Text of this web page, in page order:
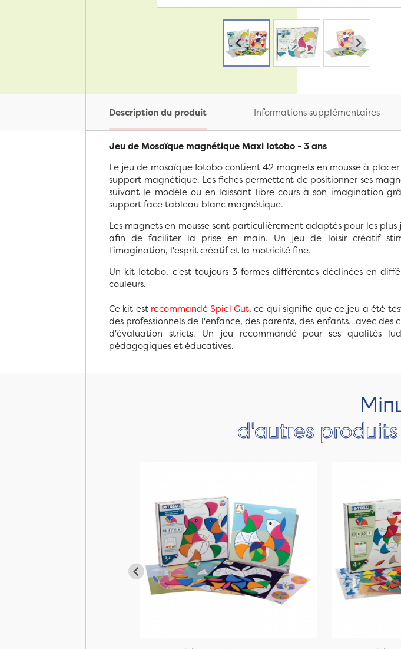
Description du produit Informations supplémentaires
Jeu de Mosaïque magnétique Maxi Iotobo - 3 ans
Le jeu de mosaïque Iotobo contient 42 magnets en mousse à placer
support magnétique. Les fiches permettent de positionner ses
suivant le modèle ou en laissant libre cours à son imagination
support face tableau blanc magnétique.
Les magnets en mousse sont particulièrement adaptés pour les plus
afin de faciliter la prise en main. Un jeu de loisir créatif
l'imagination, l'esprit créatif et la motricité fine.
Un kit Iotobo, c'est toujours 3 formes différentes déclinées en
couleurs.
Ce kit est recommandé Spiel Gut, ce qui signifie que ce jeu a été
des professionnels de l'enfance, des parents, des enfants...avec des
d'évaluation stricts. Un jeu recommandé pour ses qualités
pédagogiques et éducatives.
d'autres